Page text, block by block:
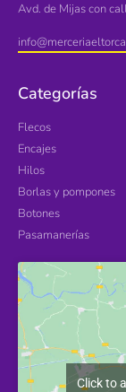
Avd. de Mijas con
Categorías
Flecos
Encajes
Hilos
Borlas y pompones
Botones
Pasamanerías
Click to